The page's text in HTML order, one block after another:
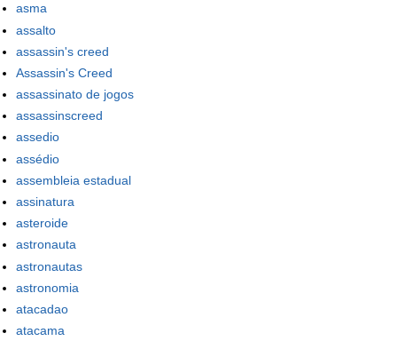
asma
assalto
assassin's creed
Assassin's Creed
assassinato de jogos
assassinscreed
assedio
assédio
assembleia estadual
assinatura
asteroide
astronauta
astronautas
astronomia
atacadao
atacama